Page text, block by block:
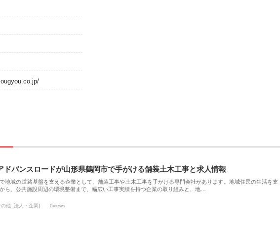
ドバンスロードが山形県鶴岡市で手がける舗装土木工事と求人情報
地域の道路基盤を支える企業として、舗装工事や土木工事を手がける専門会社があります。地域住民の生活を支
ら、公共施設周辺の環境整備まで、幅広い工事実績を持つ企業の取り組みと、地…
他_法人・企業] 0views